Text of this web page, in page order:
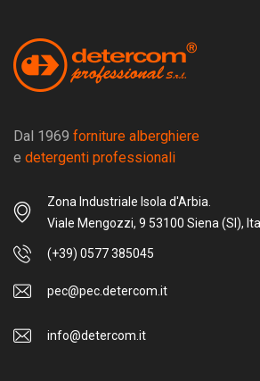
Dal 1969 forniture alberghiere
e detergenti professionali
Zona Industriale Isola d'Arbia.
Viale Mengozzi, 9 53100 Siena (SI),
(+39) 0577 385045
pec@pec.detercom.it
info@detercom.it